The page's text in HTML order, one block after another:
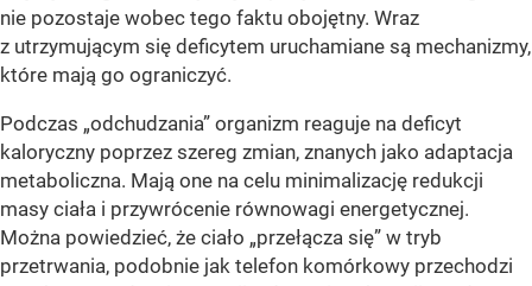
nie pozostaje wobec tego faktu obojętny. Wraz
z utrzymującym się deficytem uruchamiane są mechanizmy,
które mają go ograniczyć.
Podczas „odchudzania” organizm reaguje na deficyt
kaloryczny poprzez szereg zmian, znanych jako adaptacja
metaboliczna. Mają one na celu minimalizację redukcji
masy ciała i przywrócenie równowagi energetycznej.
Można powiedzieć, że ciało „przełącza się” w tryb
przetrwania, podobnie jak telefon komórkowy przechodzi